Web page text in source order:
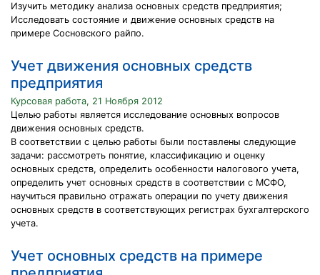
Изучить методику анализа основных средств предприятия;
Исследовать состояние и движение основных средств на
примере Сосновского райпо.
Учет движения основных средств
предприятия
Курсовая работа, 21 Ноября 2012
Целью работы является исследование основных вопросов
движения основных средств.
В соответствии с целью работы были поставлены следующие
задачи: рассмотреть понятие, классификацию и оценку
основных средств, определить особенности налогового учета,
определить учет основных средств в соответствии с МСФО,
научиться правильно отражать операции по учету движения
основных средств в соответствующих регистрах бухгалтерского
учета.
Учет основных средств на примере